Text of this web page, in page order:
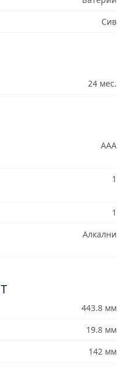
Сив
24 мес.
AAA
1
1
Алкални
443.8 мм
19.8 мм
142 мм